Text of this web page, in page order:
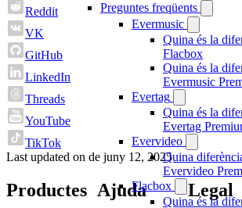
Preguntes freqüents
Evermusic
Quina és la
Flacbox
Quina és la
Evermusic
Evertag
Quina és la
Evertag
Evervideo
Quina
Evervideo
Flacbox
Quina és la
Reddit
VK
GitHub
LinkedIn
Threads
YouTube
TikTok
Last updated on de juny 12, 2025
Productes Ajuda Legal